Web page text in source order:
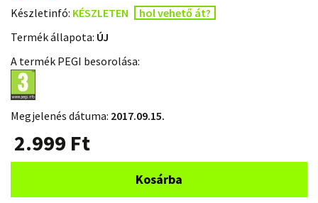
Készletinfó: KÉSZLETEN
hol vehető át?
Termék állapota: ÚJ
A termék PEGI besorolása:
Megjelenés dátuma: 2017.09.15.
2.999 Ft
Kosárba